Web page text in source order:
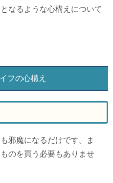
なるような心構えについて
フの心構え
邪魔になるだけです。ま
のを買う必要もありませ